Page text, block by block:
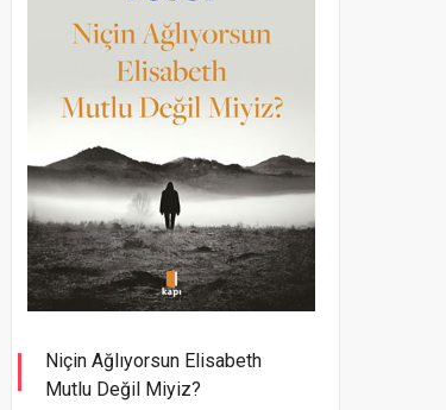
Niçin Ağlıyorsun Elisabeth
Mutlu Değil Miyiz?